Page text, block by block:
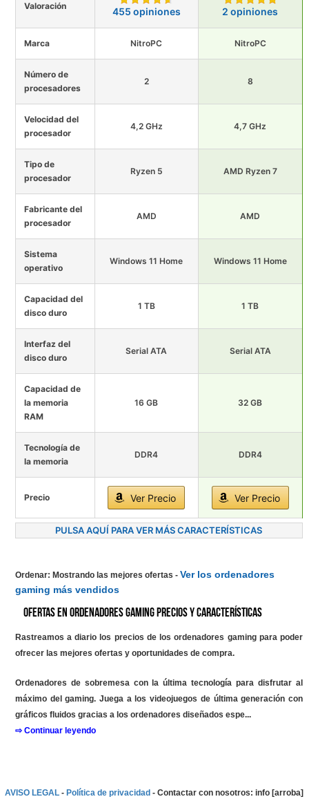
Valoración 455 opiniones 2 opiniones
Marca NitroPC NitroPC
Número de
procesadores
2 8
Velocidad del
procesador
4,2 GHz 4,7 GHz
Tipo de
procesador
Ryzen 5 AMD Ryzen 7
Fabricante del
procesador
AMD AMD
Sistema
operativo
Windows 11 Home Windows 11 Home
Capacidad del
disco duro
1 TB 1 TB
Interfaz del
disco duro
Serial ATA Serial ATA
Capacidad de
la memoria
RAM
16 GB 32 GB
Tecnología de
la memoria
DDR4 DDR4
Precio Ver Precio Ver Precio
PULSA AQUÍ PARA VER MÁS CARACTERÍSTICAS
Ordenar: Mostrando las mejores ofertas - Ver los ordenadores
gaming más vendidos
Ofertas en Ordenadores gaming precios y características
Rastreamos a diario los precios de los ordenadores gaming para poder
ofrecer las mejores ofertas y oportunidades de compra.
Ordenadores de sobremesa con la última tecnología para disfrutar al
máximo del gaming. Juega a los videojuegos de última generación con
gráficos fluidos gracias a los ordenadores diseñados espe...
⇨ Continuar leyendo
AVISO LEGAL - Política de privacidad - Contactar con nosotros: info [arroba]